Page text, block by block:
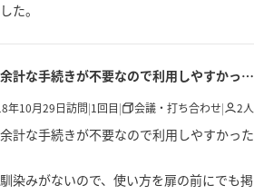
た。
セルフサービスでしたが、余計な手続きが不要なので利用しやすかったです！ ただキ...
年10月29日訪問|1 回目| 会議・打ち合わせ| 2人
計な手続きが不要なので利用しやすかった
染みがないので、使い方を扉の前にでも掲